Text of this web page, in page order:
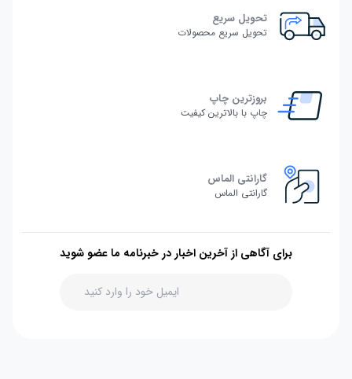
تحویل سریع
تحویل سریع محصولات
بروزترین چاپ
چاپ با بالاترین کیفیت
گارانتی الماس
گارانتی الماس
برای آگاهی از آخرین اخبار در خبرنامه ما عضو شوید